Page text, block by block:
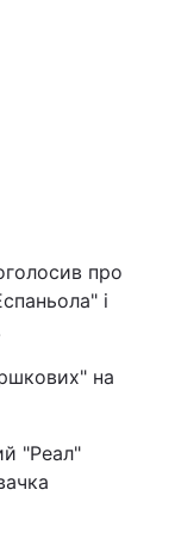
про
і
на
"Реал"